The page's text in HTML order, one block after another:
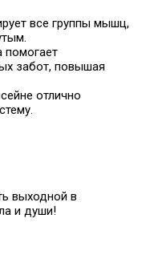
все группы мышц,
помогает
забот, повышая
отлично
выходной в
и души!